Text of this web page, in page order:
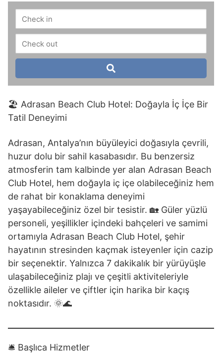
🏖️ Adrasan Beach Club Hotel: Doğayla İç İçe Bir
Tatil Deneyimi
Adrasan, Antalya’nın büyüleyici doğasıyla çevrili,
huzur dolu bir sahil kasabasıdır. Bu benzersiz
atmosferin tam kalbinde yer alan Adrasan Beach
Club Hotel, hem doğayla iç içe olabileceğiniz hem
de rahat bir konaklama deneyimi
yaşayabileceğiniz özel bir tesistir. 🏡 Güler yüzlü
personeli, yeşillikler içindeki bahçeleri ve samimi
ortamıyla Adrasan Beach Club Hotel, şehir
hayatının stresinden kaçmak isteyenler için cazip
bir seçenektir. Yalnızca 7 dakikalık bir yürüyüşle
ulaşabileceğiniz plajı ve çeşitli aktiviteleriyle
özellikle aileler ve çiftler için harika bir kaçış
noktasıdır. 🌞🌊
🛎️ Başlıca Hizmetler